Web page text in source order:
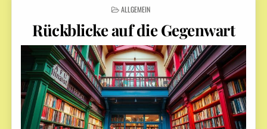
POSTED
ALLGEMEIN
Rückblicke auf die Gegenwart